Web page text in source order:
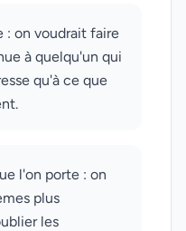
: on voudrait faire
à quelqu'un qui
qu'à ce que
l'on porte : on
plus
les